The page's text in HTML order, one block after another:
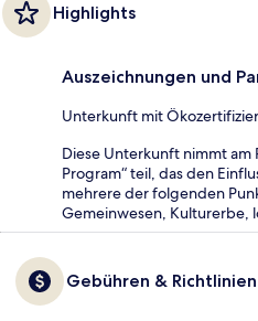
Highlights
Auszeichnungen und
Unterkunft mit
Diese Unterkunft nimmt am
Program“ teil, das den
mehrere der folgenden
Gemeinwesen, Kulturerbe,
Gebühren & Richtlinien